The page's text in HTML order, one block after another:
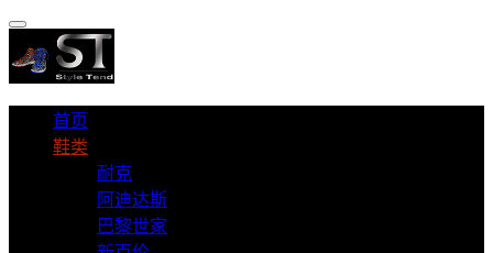
首页
鞋类
耐克
阿迪达斯
巴黎世家